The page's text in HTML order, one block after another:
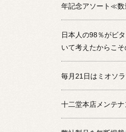
年記念アソート≪
日本人の98％がビ
いて考えたからこ
毎月21日はミオソ
十二堂本店メンテ